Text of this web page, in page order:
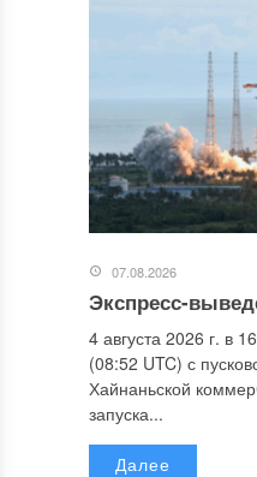
07.08.2026
Экспресс-
4 августа 2026 г. в
(08:52 UTC) с
Хайнаньской
запуска...
Далее